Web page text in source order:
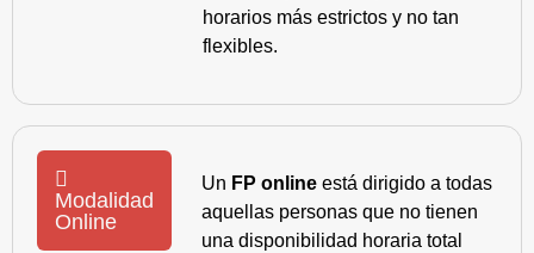
horarios más estrictos y no tan
flexibles.
Modalidad
Online
Un FP online está dirigido a todas
aquellas personas que no tienen
una disponibilidad horaria total